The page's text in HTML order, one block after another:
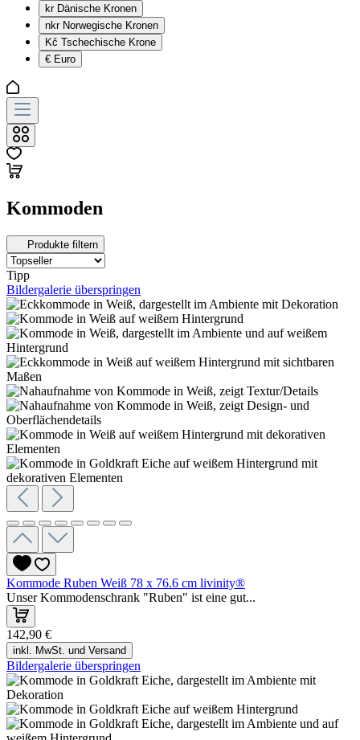
kr Dänische Kronen
nkr Norwegische Kronen
Kč Tschechische Krone
€ Euro
Kommoden
Produkte filtern
Tipp
Bildergalerie überspringen
Kommode Ruben Weiß 78 x 76.6 cm livinity®
Unser Kommodenschrank "Ruben" ist eine gut...
142,90 €
inkl. MwSt. und Versand
Bildergalerie überspringen